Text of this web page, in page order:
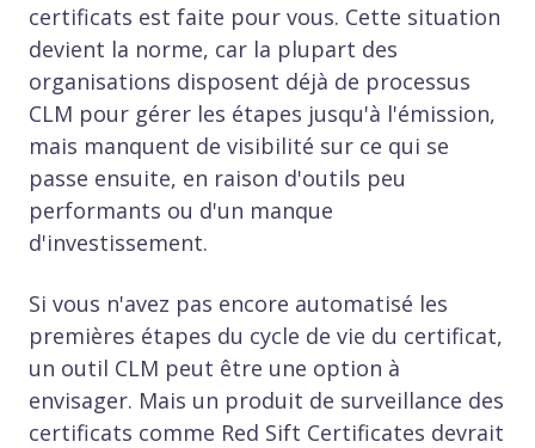
certificats est faite pour vous. Cette situation
devient la norme, car la plupart des
organisations disposent déjà de processus
CLM pour gérer les étapes jusqu'à l'émission,
mais manquent de visibilité sur ce qui se
passe ensuite, en raison d'outils peu
performants ou d'un manque
d'investissement.
Si vous n'avez pas encore automatisé les
premières étapes du cycle de vie du certificat,
un outil CLM peut être une option à
envisager. Mais un produit de surveillance des
certificats comme Red Sift Certificates devrait